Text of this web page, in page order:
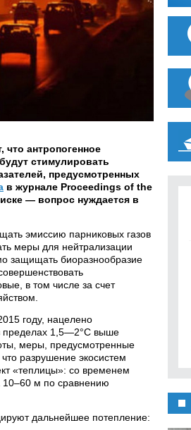
антропогенное
стимулировать
предусмотренных
в журнале Proceedings of the
— вопрос нуждается в
эмиссию парниковых газов
меры для нейтрализации
защищать биоразнообразие
в том числе за счет
году, нацелено
пределах 1,5—2°C выше
меры, предусмотренные
разрушение экосистем
«теплицы»: со временем
10–60 м по сравнению
дальнейшее потепление: